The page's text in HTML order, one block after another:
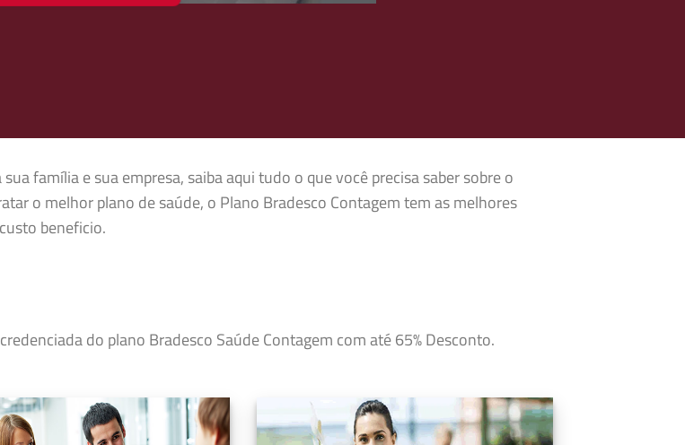
família e sua empresa, saiba aqui tudo o que você precisa saber sobre o
o melhor plano de saúde, o Plano Bradesco Contagem tem as melhores
beneficio.
do plano Bradesco Saúde Contagem com até 65% Desconto.